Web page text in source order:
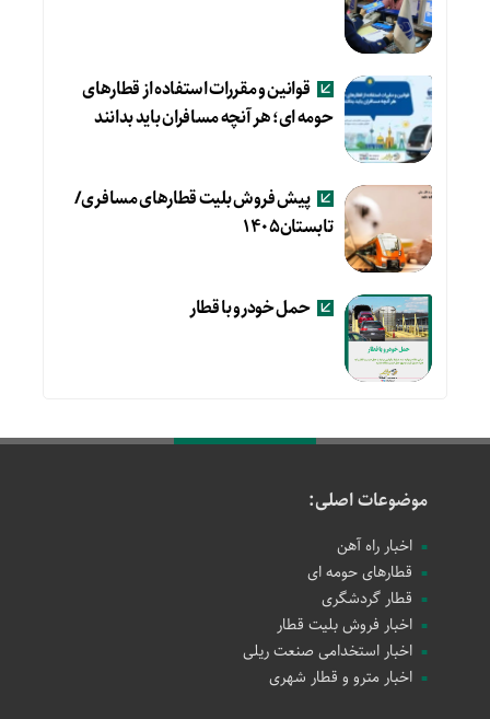
قوانین و مقررات استفاده از قطارهای
حومه ای؛ هر آنچه مسافران باید بدانند
پیش فروش بلیت قطارهای مسافری/
تابستان۱۴۰۵
حمل خودرو با قطار
موضوعات اصلی:
اخبار راه آهن
قطارهای حومه ای
قطار گردشگری
اخبار فروش بلیت قطار
اخبار استخدامی صنعت ریلی
اخبار مترو و قطار شهری